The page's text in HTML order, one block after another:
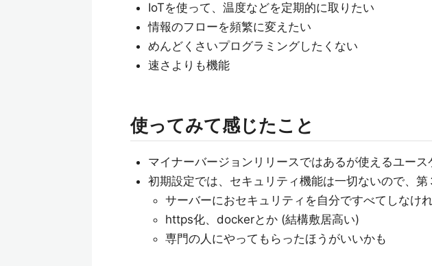
IoTを使って、温度などを定期的に取りたい
情報のフローを頻繁に変えたい
めんどくさいプログラミングしたくない
速さよりも機能
使ってみて感じたこと
マイナーバージョンリリースではあるが使えるユース
初期設定では、セキュリティ機能は一切ないので、第
サーバーにおセキュリティを自分ですべてしなけ
https化、dockerとか (結構敷居高い)
専門の人にやってもらったほうがいいかも